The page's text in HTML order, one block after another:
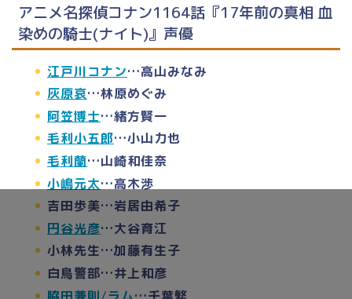
アニメ名探偵コナン1164話『17年前の真相 血
染めの騎士(ナイト)』声優
江戸川コナン…高山みなみ
灰原哀…林原めぐみ
阿笠博士…緒方賢一
毛利小五郎…小山力也
毛利蘭…山崎和佳奈
小嶋元太…高木渉
吉田歩美…岩居由希子
円谷光彦…大谷育江
小林先生…加藤有生子
白鳥警部…井上和彦
脇田兼則/ラム…千葉繁